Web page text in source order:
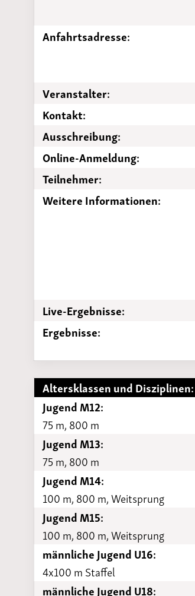
Anfahrtsadresse:
Veranstalter:
Kontakt:
Ausschreibung:
Online-Anmeldung:
Teilnehmer:
Weitere Informationen:
Live-Ergebnisse:
Ergebnisse:
Altersklassen und Disziplinen:
Jugend M12:
75 m, 800 m
Jugend M13:
75 m, 800 m
Jugend M14:
100 m, 800 m, Weitsprung
Jugend M15:
100 m, 800 m, Weitsprung
männliche Jugend U16:
4x100 m Staffel
männliche Jugend U18: